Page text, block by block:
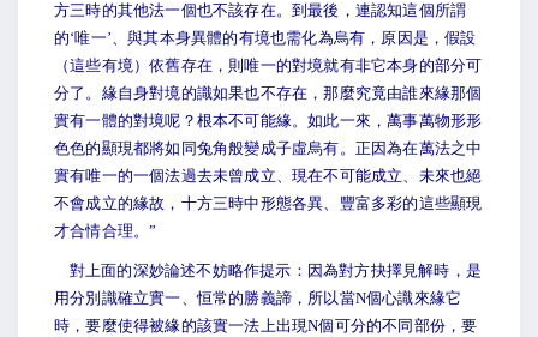
方三時的其他法一個也不該存在。到最後，連認知這個所謂
的‘唯一’、與其本身異體的有境也需化為烏有，原因是，假設
（這些有境）依舊存在，則唯一的對境就有非它本身的部分可
分了。緣自身對境的識如果也不存在，那麼究竟由誰來緣那個
實有一體的對境呢？根本不可能緣。如此一來，萬事萬物形形
色色的顯現都將如同兔角般變成子虛烏有。正因為在萬法之中
實有唯一的一個法過去未曾成立、現在不可能成立、未來也絕
不會成立的緣故，十方三時中形態各異、豐富多彩的這些顯現
才合情合理。”
對上面的深妙論述不妨略作提示：因為對方抉擇見解時，是
用分別識確立實一、恒常的勝義諦，所以當N個心識來緣它
時，要麼使得被緣的該實一法上出現N個可分的不同部份，要